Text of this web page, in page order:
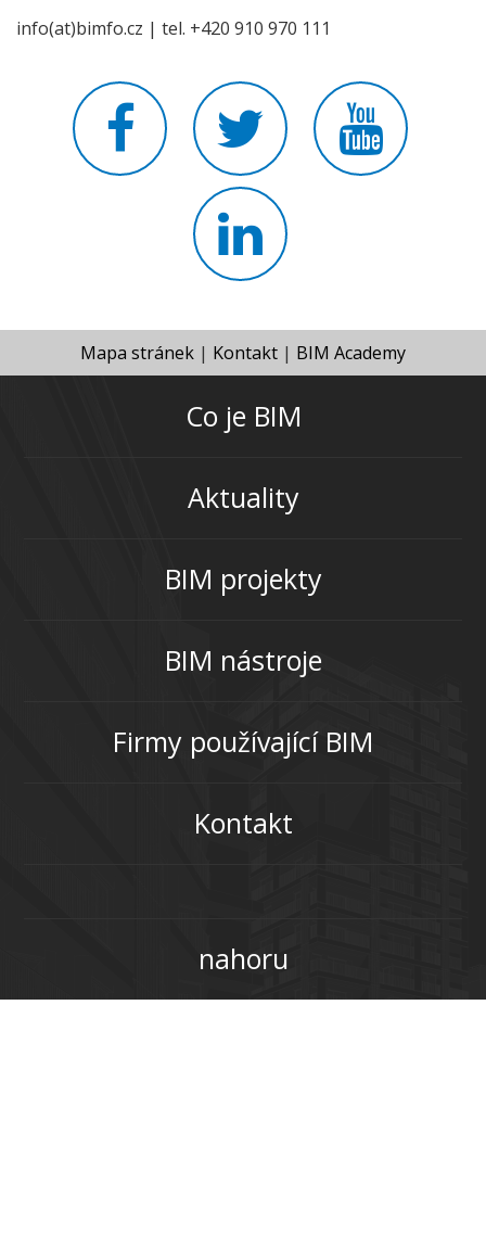
info(at)bimfo.cz | tel. +420 910 970 111
Mapa stránek | Kontakt | BIM Academy
Co je BIM
Aktuality
BIM projekty
BIM nástroje
Firmy používající BIM
Kontakt
nahoru